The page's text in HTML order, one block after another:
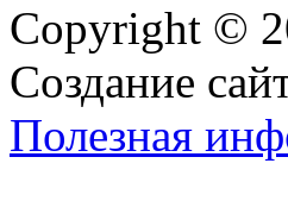
Copyright ©
Создание
Полезная